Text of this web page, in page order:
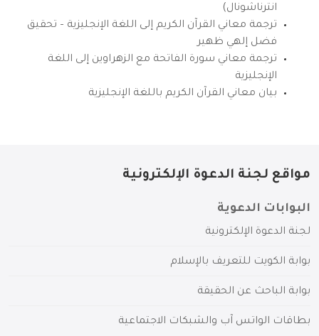
انترناشونال)
ترجمة معاني القرآن الكريم إلى اللغة الإنجليزية – تحقيق
فضل إلهي ظهير
ترجمة معاني سورة الفاتحة مع الزهراوين إلى اللغة
الإنجليزية
بيان معاني القرآن الكريم باللغة الإنجليزية
مواقع لجنة الدعوة الإلكترونية
البوابات الدعوية
لجنة الدعوة الإلكترونية
بوابة الكويت للتعريف بالإسلام
بوابة الباحث عن الحقيقة
بطاقات الواتس آب والشبكات الاجتماعية